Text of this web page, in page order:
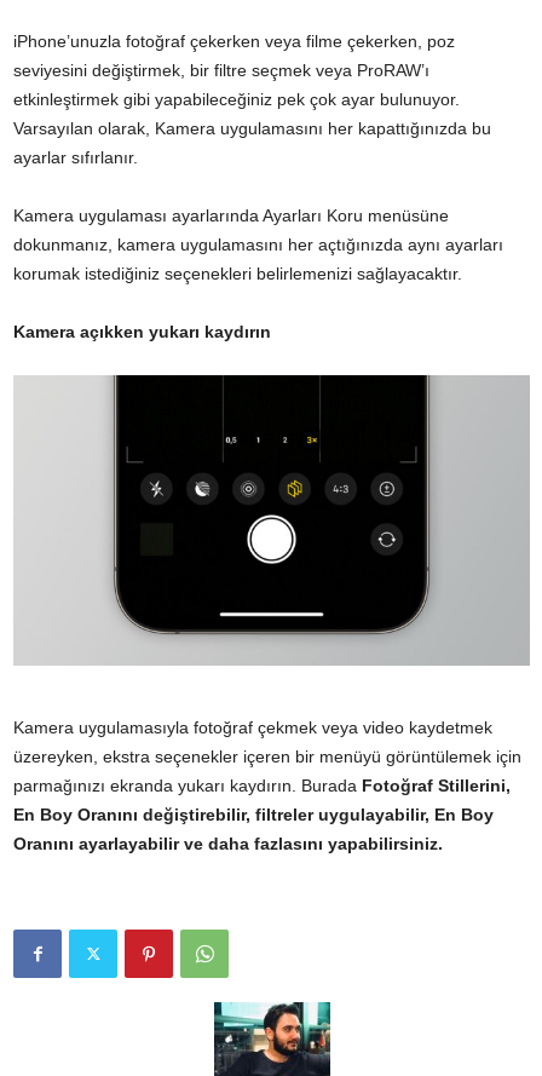
iPhone’unuzla fotoğraf çekerken veya filme çekerken, poz
seviyesini değiştirmek, bir filtre seçmek veya ProRAW’ı
etkinleştirmek gibi yapabileceğiniz pek çok ayar bulunuyor.
Varsayılan olarak, Kamera uygulamasını her kapattığınızda bu
ayarlar sıfırlanır.
Kamera uygulaması ayarlarında Ayarları Koru menüsüne
dokunmanız, kamera uygulamasını her açtığınızda aynı ayarları
korumak istediğiniz seçenekleri belirlemenizi sağlayacaktır.
Kamera açıkken yukarı kaydırın
Kamera uygulamasıyla fotoğraf çekmek veya video kaydetmek
üzereyken, ekstra seçenekler içeren bir menüyü görüntülemek için
parmağınızı ekranda yukarı kaydırın. Burada Fotoğraf Stillerini,
En Boy Oranını değiştirebilir, filtreler uygulayabilir, En Boy
Oranını ayarlayabilir ve daha fazlasını yapabilirsiniz.